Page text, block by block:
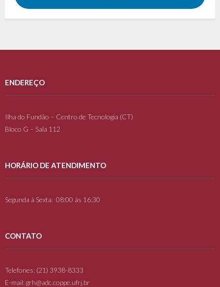
ENDEREÇO
Ilha do Fundão – Centro de Tecnologia (CT)
Bloco G – Sala 112
HORÁRIO DE ATENDIMENTO
Segunda à Sexta: 08:00 às 16:30
CONTATO
Telefones: (21) 3938-8333
E-mail: grh@adc.coppe.ufrj.br